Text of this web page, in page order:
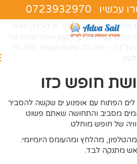
0723932970
שאוהבים אדרנלין. ויש את אלה
בשנים האחרונות יותר ויותר
ים,ולא במקרה. זו לא רק חוויה
קצת חופש, אקשן ואוויר מלוח של
הפתוח עם אופנוע ים שקשה להסביר
מסביב והתחושה שאתם פשוט
של חופש מוחלט.
מהלחץ ומהעומס היומיומי.
מתנקה לבד.